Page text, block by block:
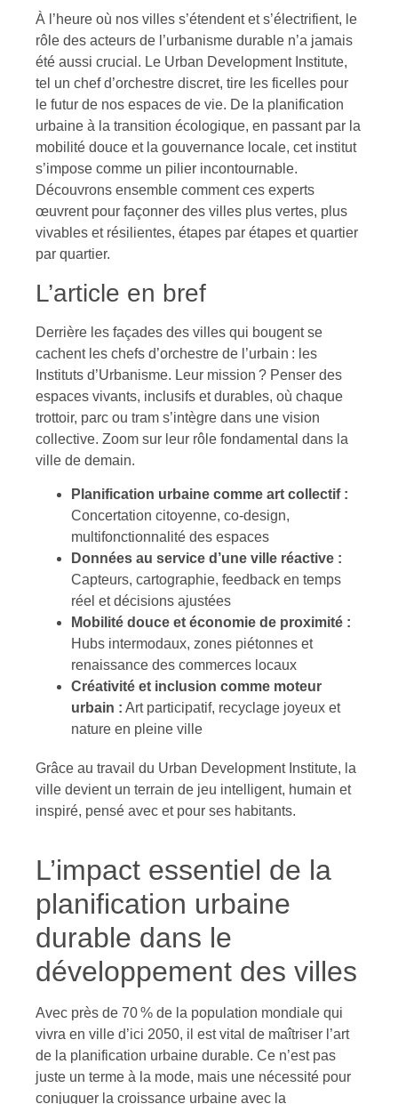
À l’heure où nos villes s’étendent et s’électrifient, le
rôle des acteurs de l’urbanisme durable n’a jamais
été aussi crucial. Le Urban Development Institute,
tel un chef d’orchestre discret, tire les ficelles pour
le futur de nos espaces de vie. De la planification
urbaine à la transition écologique, en passant par la
mobilité douce et la gouvernance locale, cet institut
s’impose comme un pilier incontournable.
Découvrons ensemble comment ces experts
œuvrent pour façonner des villes plus vertes, plus
vivables et résilientes, étapes par étapes et quartier
par quartier.
L’article en bref
Derrière les façades des villes qui bougent se
cachent les chefs d’orchestre de l’urbain : les
Instituts d’Urbanisme. Leur mission ? Penser des
espaces vivants, inclusifs et durables, où chaque
trottoir, parc ou tram s’intègre dans une vision
collective. Zoom sur leur rôle fondamental dans la
ville de demain.
Planification urbaine comme art collectif :
Concertation citoyenne, co-design,
multifonctionnalité des espaces
Données au service d’une ville réactive :
Capteurs, cartographie, feedback en temps
réel et décisions ajustées
Mobilité douce et économie de proximité :
Hubs intermodaux, zones piétonnes et
renaissance des commerces locaux
Créativité et inclusion comme moteur
urbain : Art participatif, recyclage joyeux et
nature en pleine ville
Grâce au travail du Urban Development Institute, la
ville devient un terrain de jeu intelligent, humain et
inspiré, pensé avec et pour ses habitants.
L’impact essentiel de la
planification urbaine
durable dans le
développement des villes
Avec près de 70 % de la population mondiale qui
vivra en ville d’ici 2050, il est vital de maîtriser l’art
de la planification urbaine durable. Ce n’est pas
juste un terme à la mode, mais une nécessité pour
conjuguer la croissance urbaine avec la